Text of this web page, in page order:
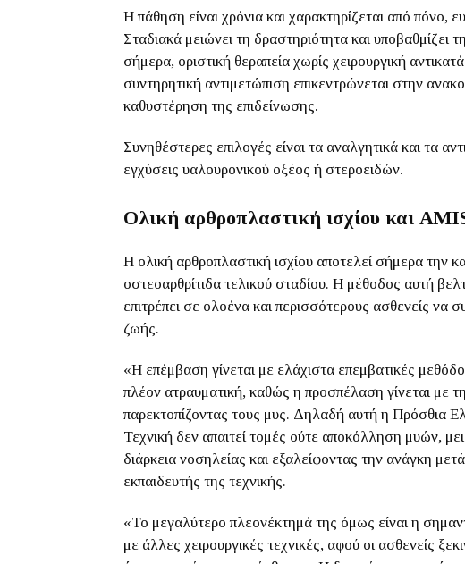
Η πάθηση είναι χρόνια και χαρακτηρίζεται από πόνο,
Σταδιακά μειώνει τη δραστηριότητα και
σήμερα, οριστική θεραπεία χωρίς χειρουργική
συντηρητική αντιμετώπιση επικεντρώνεται στην
καθυστέρηση της επιδείνωσης.
Συνηθέστερες επιλογές είναι τα αναλγητικά και τα
εγχύσεις υαλουρονικού οξέος ή στεροειδών.
Ολική αρθροπλαστική ισχίου και
Η ολική αρθροπλαστική ισχίου αποτελεί σήμερα την
οστεοαρθρίτιδα τελικού σταδίου. Η μέθοδος αυτή
επιτρέπει σε ολοένα και περισσότερους ασθενείς να
ζωής.
«Η επέμβαση γίνεται με ελάχιστα επεμβατικές
πλέον ατραυματική, καθώς η προσπέλαση γίνεται με
παρεκτοπίζοντας τους μυς. Δηλαδή αυτή η Πρόσθια
Τεχνική δεν απαιτεί τομές ούτε αποκόλληση μυών,
διάρκεια νοσηλείας και εξαλείφοντας την ανάγκη
εκπαιδευτής της τεχνικής.
«Το μεγαλύτερο πλεονέκτημά της όμως είναι η
με άλλες χειρουργικές τεχνικές, αφού οι ασθενείς